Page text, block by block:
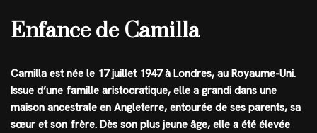
Enfance de Camilla
Camilla est née le 17 juillet 1947 à Londres, au Royaume-Uni.
Issue d’une famille aristocratique, elle a grandi dans une
maison ancestrale en Angleterre, entourée de ses parents, sa
sœur et son frère. Dès son plus jeune âge, elle a été élevée